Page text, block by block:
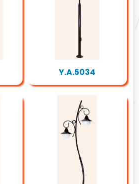
Y.A.5034